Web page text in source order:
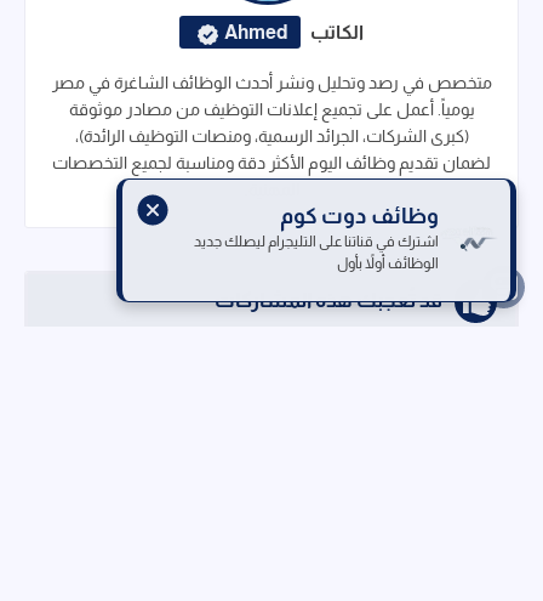
وظائف دوت كوم
اشترك في قناتنا على التليجرام ليصلك جديد
الوظائف أولاً بأول
الكاتب Ahmed
متخصص في رصد وتحليل ونشر أحدث الوظائف الشاغرة في مصر
يومياً. أعمل على تجميع إعلانات التوظيف من مصادر موثوقة
(كبرى الشركات، الجرائد الرسمية، ومنصات التوظيف الرائدة)،
لضمان تقديم وظائف اليوم الأكثر دقة ومناسبة لجميع التخصصات
قد تُعجبك هذه المشاركات